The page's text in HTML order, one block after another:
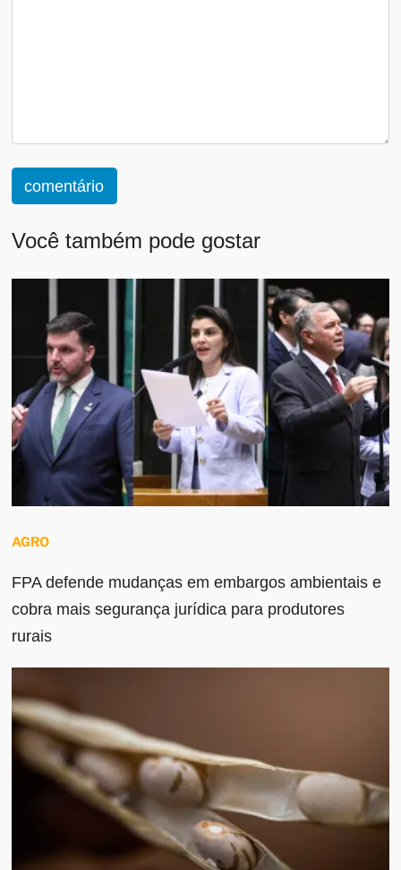
comentário
Você também pode gostar
AGRO
FPA defende mudanças em embargos ambientais e
cobra mais segurança jurídica para produtores
rurais